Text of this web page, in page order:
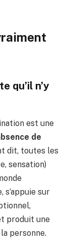
qu’il n’y
est une
de
dit, toutes les
sensation)
s’appuie sur
produit une
personne.